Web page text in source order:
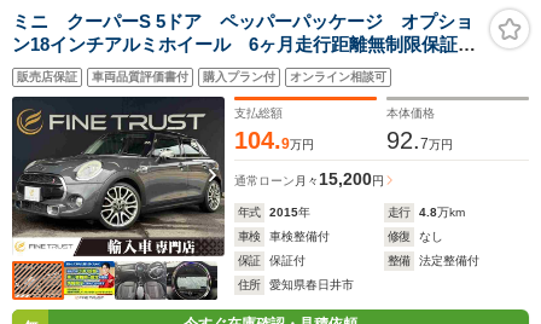
式ミラー LED
ライト オート
ナーセンサー
ミニ クーパーS 5ドア ペッパーパッケージ オプショ
ン18インチアルミホイール 6ヶ月走行距離無制限保証
付 クロームラインエクステリア 純正HDDナビ 禁煙
車 LEDヘッドライト ETC バックカメラ パーキン
グディスタンスコントロール
販売店保証 車両品質評価書付 購入プラン付 オンライン相談可
支払総額
104.9万円
本体価格
92.7万円
通常ローン 月々 15,200円
年式 2015年 走行 4.8万km
車検
車検整備付 修復
なし
保証
保証付 整備
法定整備付
住所
愛知県春日井市